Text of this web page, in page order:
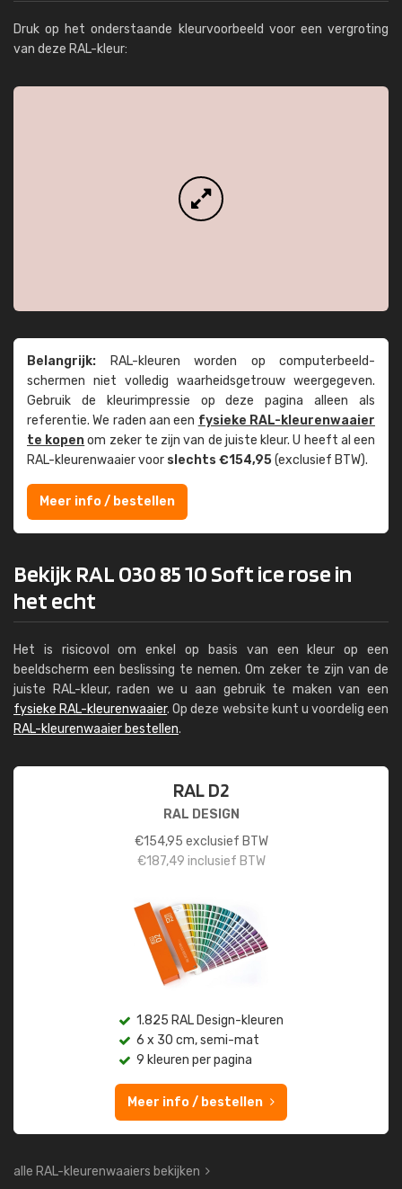
Druk op het onderstaande kleurvoorbeeld voor een vergroting
van deze RAL-kleur:
Belangrijk: RAL-kleuren worden op computer­beeld­
schermen niet volledig waarheids­­getrouw weer­gegeven.
Gebruik de kleur­impressie op deze pagina alleen als
referentie. We raden aan een fysieke RAL-kleuren­waaier
te kopenom zeker te zijn van de juiste kleur. U heeft al een
RAL-kleuren­waaier voor slechts €154,95(exclusief BTW).
Meer info / bestellen
Bekijk RAL 030 85 10 Soft ice rose in
het echt
Het is risicovol om enkel op basis van een kleur op een
beeldscherm een beslissing te nemen. Om zeker te zijn van de
juiste RAL-kleur, raden we u aan gebruik te maken van een
fysieke RAL-kleurenwaaier. Op deze website kunt u voordelig een
RAL-kleurenwaaier bestellen.
RAL D2
RAL DESIGN
€154,95 exclusief BTW
€187,49 inclusief BTW
1.825 RAL Design-kleuren
6 x 30 cm, semi-mat
9 kleuren per pagina
Meer info / bestellen
alle RAL-kleurenwaaiers bekijken